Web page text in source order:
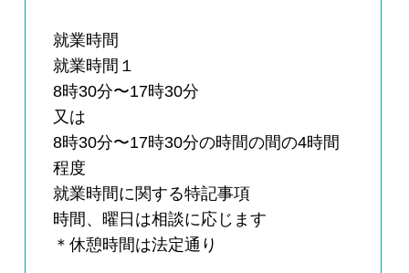
就業時間
就業時間１
8時30分〜17時30分
又は
8時30分〜17時30分の時間の間の4時間
程度
就業時間に関する特記事項
時間、曜日は相談に応じます
＊休憩時間は法定通り